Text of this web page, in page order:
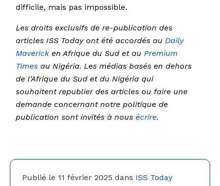
Publié le 11 février 2025 dans ISS Today
difficile, mais pas impossible.
Les droits exclusifs de re-publication des
articles ISS Today ont été accordés au Daily
Maverick en Afrique du Sud et au Premium
Times au Nigéria. Les médias basés en dehors
de l'Afrique du Sud et du Nigéria qui
souhaitent republier des articles ou faire une
demande concernant notre politique de
publication sont invités à nous écrire.